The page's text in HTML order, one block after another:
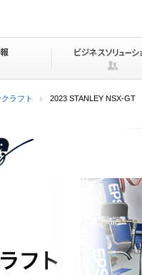
ラフト 2023 STANLEY NSX-GT